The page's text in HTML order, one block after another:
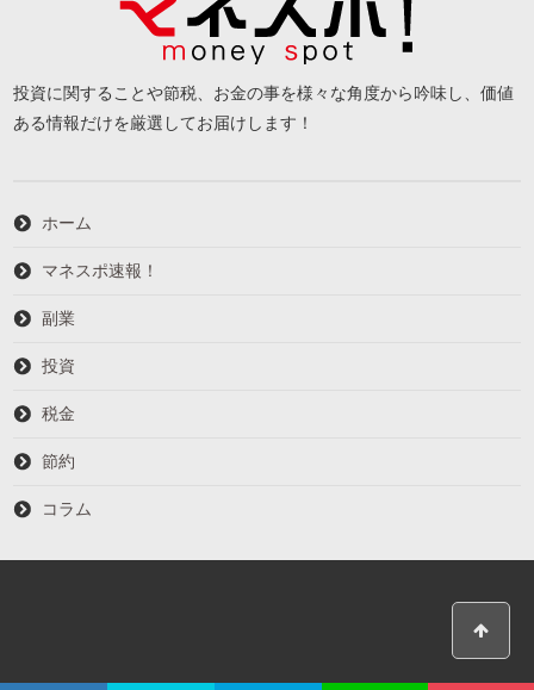
投資に関することや節税、お金の事を様々な角度から吟味し、価値
ある情報だけを厳選してお届けします！
ホーム
マネスポ速報！
副業
投資
税金
節約
コラム